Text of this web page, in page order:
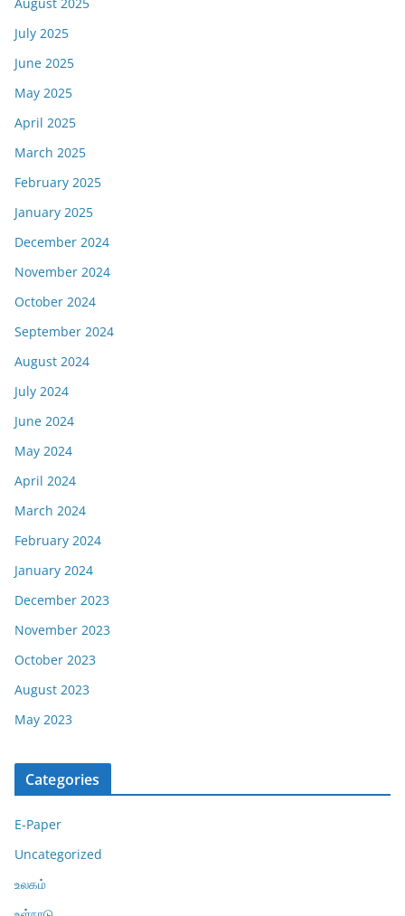
July 2025
June 2025
May 2025
April 2025
March 2025
February 2025
January 2025
December 2024
November 2024
October 2024
September 2024
August 2024
July 2024
June 2024
May 2024
April 2024
March 2024
February 2024
January 2024
December 2023
November 2023
October 2023
August 2023
May 2023
Categories
E-Paper
Uncategorized
உலகம்